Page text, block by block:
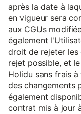
après la date à
en vigueur sera
aux CGUs
également
droit de rejeter les
rejet possible, et
Holidu sans frais
des changements
également
contrat mis à jour